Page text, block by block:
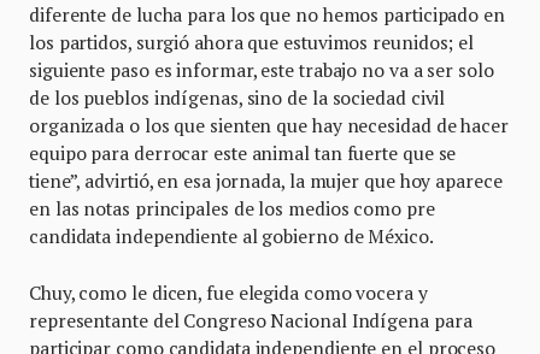
diferente de lucha para los que no hemos participado en
los partidos, surgió ahora que estuvimos reunidos; el
siguiente paso es informar, este trabajo no va a ser solo
de los pueblos indígenas, sino de la sociedad civil
organizada o los que sienten que hay necesidad de hacer
equipo para derrocar este animal tan fuerte que se
tiene”, advirtió, en esa jornada, la mujer que hoy aparece
en las notas principales de los medios como pre
candidata independiente al gobierno de México.
Chuy, como le dicen, fue elegida como vocera y
representante del Congreso Nacional Indígena para
participar como candidata independiente en el proceso